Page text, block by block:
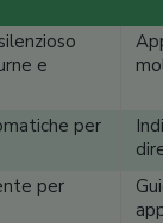
e
per
per